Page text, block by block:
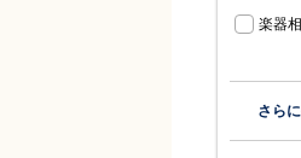
楽器
さら